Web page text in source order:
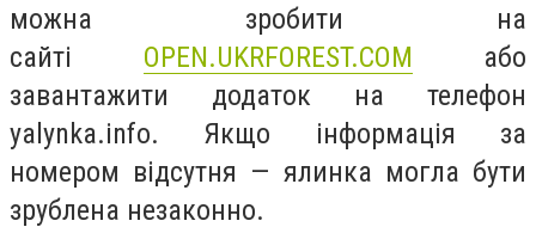
можна зробити на
сайті OPEN.UKRFOREST.COM або
завантажити додаток на телефон
yalynka.info. Якщо інформація за
номером відсутня — ялинка могла бути
зрублена незаконно.